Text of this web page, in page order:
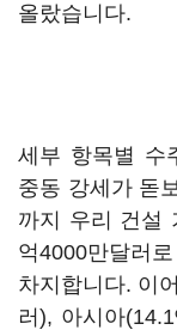
올랐습니다.
세부 항목별 수
중동 강세가 돋
까지 우리 건설
억4000만달러
차지합니다. 이
러), 아시아